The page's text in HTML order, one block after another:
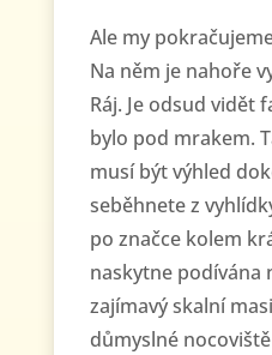
Ale my
Na něm je nahoře
Ráj. Je odsud vidět
bylo pod mrakem.
musí být výhled
seběhnete z
po značce kolem
naskytne podívána
zajímavý skalní
důmyslné